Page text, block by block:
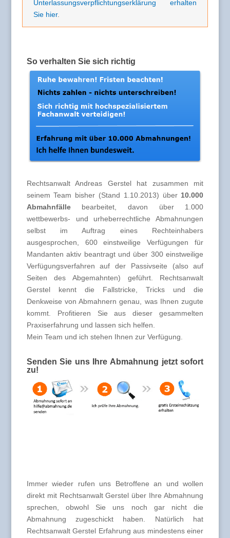
Unterlassungsverpflichtungserklärung erhalten
Sie hier.
So verhalten Sie sich richtig
Rechtsanwalt Andreas Gerstel hat zusammen mit
seinem Team bisher (Stand 1.10.2013) über 10.000
Abmahnfällebearbeitet, davon über 1.000
wettbewerbs- und urheberrechtliche Abmahnungen
selbst im Auftrag eines Rechteinhabers
ausgesprochen, 600 einstweilige Verfügungen für
Mandanten aktiv beantragt und über 300 einstweilige
Verfügungsverfahren auf der Passivseite (also auf
Seiten des Abgemahnten) geführt. Rechtsanwalt
Gerstel kennt die Fallstricke, Tricks und die
Denkweise von Abmahnern genau, was Ihnen zugute
kommt. Profitieren Sie aus dieser gesammelten
Praxiserfahrung und lassen sich helfen.
Mein Team und ich stehen Ihnen zur Verfügung.
Senden Sie uns Ihre Abmahnung jetzt sofort
zu!
Immer wieder rufen uns Betroffene an und wollen
direkt mit Rechtsanwalt Gerstel über Ihre Abmahnung
sprechen, obwohl Sie uns noch gar nicht die
Abmahnung zugeschickt haben. Natürlich hat
Rechtsanwalt Gerstel Erfahrung aus mindestens einer